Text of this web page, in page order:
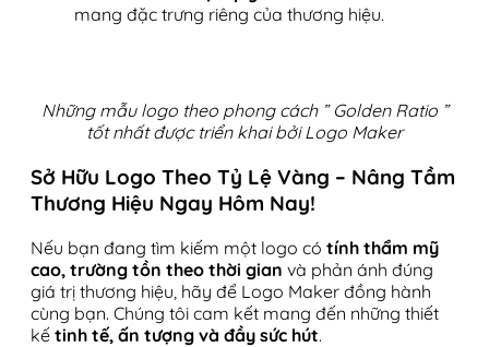
mang đặc trưng riêng của thương hiệu.
Những mẫu logo theo phong cách ” Golden Ratio ”
tốt nhất được triển khai bởi Logo Maker
Sở Hữu Logo Theo Tỷ Lệ Vàng – Nâng Tầm
Thương Hiệu Ngay Hôm Nay!
Nếu bạn đang tìm kiếm một logo có tính thẩm mỹ
cao, trường tồn theo thời gian và phản ánh đúng
giá trị thương hiệu, hãy để Logo Maker đồng hành
cùng bạn. Chúng tôi cam kết mang đến những thiết
kế tinh tế, ấn tượng và đầy sức hút.